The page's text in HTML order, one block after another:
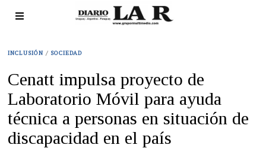
INCLUSIÓN / SOCIEDAD
Cenatt impulsa proyecto de
Laboratorio Móvil para ayuda
técnica a personas en situación de
discapacidad en el país